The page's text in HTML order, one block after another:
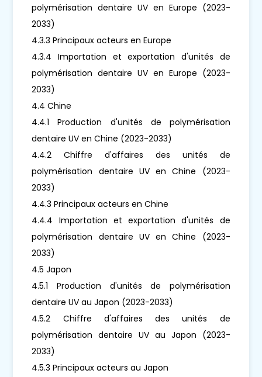
polymérisation dentaire UV en Europe (2023-
2033)
4.3.3 Principaux acteurs en Europe
4.3.4 Importation et exportation d'unités de
polymérisation dentaire UV en Europe (2023-
2033)
4.4 Chine
4.4.1 Production d'unités de polymérisation
dentaire UV en Chine (2023-2033)
4.4.2 Chiffre d'affaires des unités de
polymérisation dentaire UV en Chine (2023-
2033)
4.4.3 Principaux acteurs en Chine
4.4.4 Importation et exportation d'unités de
polymérisation dentaire UV en Chine (2023-
2033)
4.5 Japon
4.5.1 Production d'unités de polymérisation
dentaire UV au Japon (2023-2033)
4.5.2 Chiffre d'affaires des unités de
polymérisation dentaire UV au Japon (2023-
2033)
4.5.3 Principaux acteurs au Japon